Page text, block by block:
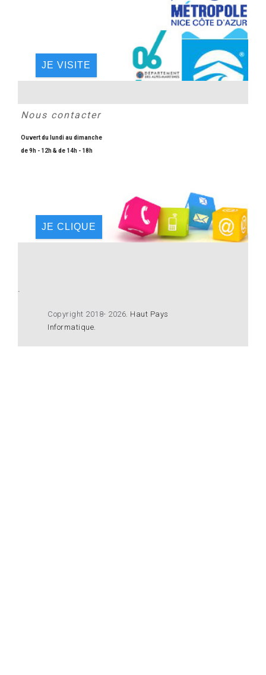
JE VISITE
Nous contacter
Ouvert du lundi au dimanche
de 9h - 12h & de 14h - 18h
JE CLIQUE
.
Copyright 2018- 2026 Haut Pays
Informatique